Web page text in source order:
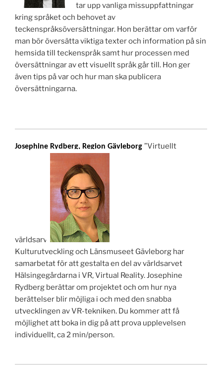
tar upp vanliga missuppfattningar
kring språket och behovet av
teckenspråksöversättningar. Hon berättar om varför
man bör översätta viktiga texter och information på sin
hemsida till teckenspråk samt hur processen med
översättningar av ett visuellt språk går till. Hon ger
även tips på var och hur man ska publicera
översättningarna.
Josephine Rydberg, Region Gävleborg ”Virtuellt
världsarv”
Kulturutveckling och Länsmuseet Gävleborg har
samarbetat för att gestalta en del av världsarvet
Hälsingegårdarna i VR, Virtual Reality. Josephine
Rydberg berättar om projektet och om hur nya
berättelser blir möjliga i och med den snabba
utvecklingen av VR-tekniken. Du kommer att få
möjlighet att boka in dig på att prova upplevelsen
individuellt, ca 2 min/person.